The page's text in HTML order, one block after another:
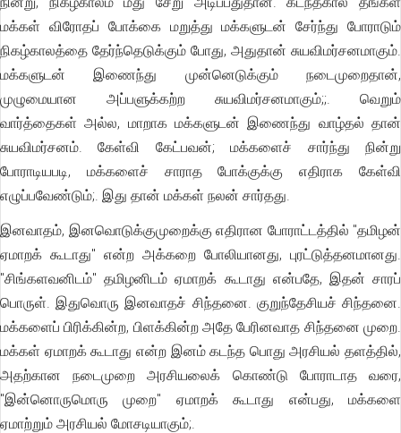
மக்கள் விரோதப் போக்கை மறுத்து மக்களுடன் சேர்ந்து போராடும்
நிகழ்காலத்தை தேர்ந்தெடுக்கும் போது, அதுதான் சுயவிமர்சனமாகும்.
மக்களுடன் இணைந்து முன்னெடுக்கும் நடைமுறைதான்,
முழுமையான அப்பளுக்கற்ற சுயவிமர்சனமாகும்;;. வெறும்
வார்த்தைகள் அல்ல, மாறாக மக்களுடன் இணைந்து வாழ்தல் தான்
சுயவிமர்சனம். கேள்வி கேட்பவன்; மக்களைச் சார்ந்து நின்று
போராடியபடி, மக்களைச் சாராத போக்குக்கு எதிராக கேள்வி
எழுப்பவேண்டும்;. இது தான் மக்கள் நலன் சார்தது.
இனவாதம், இனவொடுக்குமுறைக்கு எதிரான போராட்டத்தில் "தமிழன்
ஏமாறக் கூடாது" என்ற அக்கறை போலியானது, புரட்டுத்தனமானது.
"சிங்களவனிடம்" தமிழனிடம் ஏமாறக் கூடாது என்பதே, இதன் சாரப்
பொருள். இதுவொரு இனவாதச் சிந்தனை. குறுந்தேசியச் சிந்தனை.
மக்களைப் பிரிக்கின்ற, பிளக்கின்ற அதே பேரினவாத சிந்தனை முறை.
மக்கள் ஏமாறக் கூடாது என்ற இனம் கடந்த பொது அரசியல் தளத்தில்,
அதற்கான நடைமுறை அரசியலைக் கொண்டு போராடாத வரை,
"இன்னொருமொரு முறை" ஏமாறக் கூடாது என்பது, மக்களை
ஏமாற்றும் அரசியல் மோசடியாகும்;.